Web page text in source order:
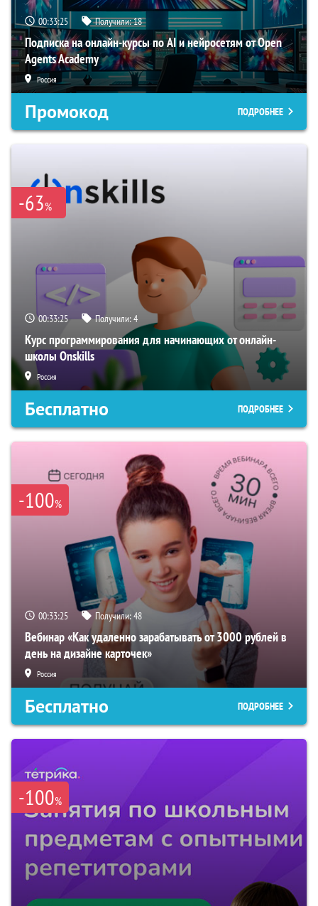
00:33:24 Получили:18
Подписка на онлайн-курсы по AI и нейросетям от Open
Agents Academy
Россия
Промокод ПОДРОБНЕЕ
-63%
00:33:24 Получили:4
Курс программирования для начинающих от онлайн-
школы Onskills
Россия
Бесплатно ПОДРОБНЕЕ
-100%
00:33:24 Получили:48
Вебинар «Как удаленно зарабатывать от 3000 рублей в
день на дизайне карточек»
Россия
Бесплатно ПОДРОБНЕЕ
-100%